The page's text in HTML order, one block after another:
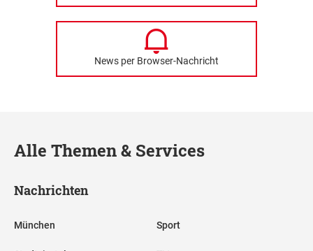
News per Browser-Nachricht
Alle Themen & Services
Nachrichten
München Sport